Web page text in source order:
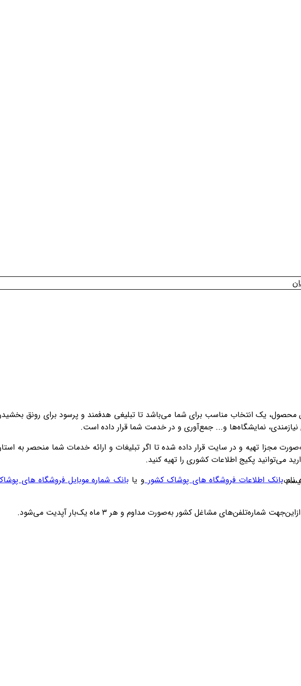
محصول، یک انتخاب مناسب برای شما می‌باشد تا تبلیغی هدفمند و پرسود برای رونق
نمایشگاه‌ها و... جمع‌آوری و در خدمت شما قرار داده است.
مجزا تهیه و در سایت قرار داده شده تا اگر تبلیغات و ارائه خدمات شما منحصر به
می‌توانید پکیج اطلاعات کشوری را تهیه کنید.
نامبانک اطلاعات فروشگاه های پوشاک کشورو یا بانک شماره موبایل فروشگاه های
مشاغل کشور به‌صورت مداوم و هر ۳ ماه یک‌بار آپدیت می‌شود.
نیست.